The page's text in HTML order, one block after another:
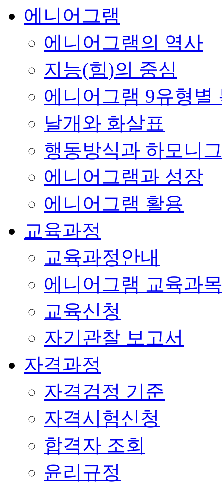
에니어그램
에니어그램의 역사
지능(힘)의 중심
에니어그램 9유형별
날개와 화살표
행동방식과 하모니
에니어그램과 성장
에니어그램 활용
교육과정
교육과정안내
에니어그램 교육과목
교육신청
자기관찰 보고서
자격과정
자격검정 기준
자격시험신청
합격자 조회
윤리규정